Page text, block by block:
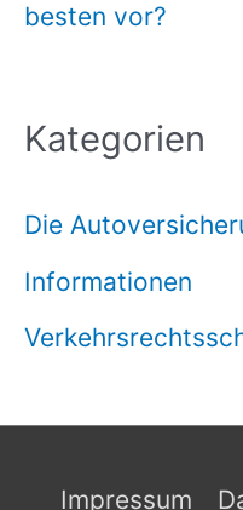
besten vor?
Kategorien
Die
Informationen
Impressum